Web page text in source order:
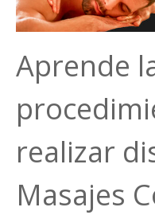
Aprende
realizar
Masajes